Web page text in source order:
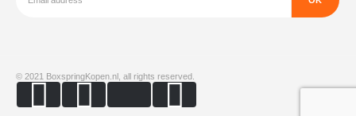
© 2021 BoxspringKopen.nl, all rights reserved.